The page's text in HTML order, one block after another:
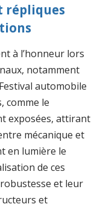
répliques
à l’honneur lors
notamment
automobile
comme le
exposées, attirant
mécanique et
en lumière le
de ces
et leur
et